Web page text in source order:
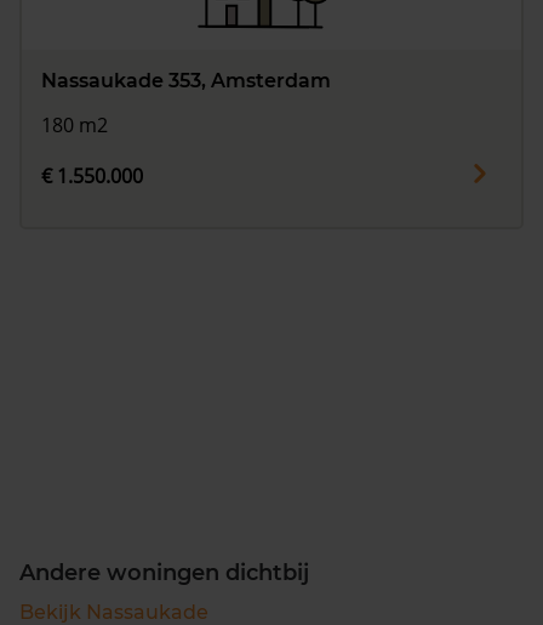
Nassaukade 353, Amsterdam
180 m2
€ 1.550.000
Andere woningen dichtbij
Bekijk Nassaukade